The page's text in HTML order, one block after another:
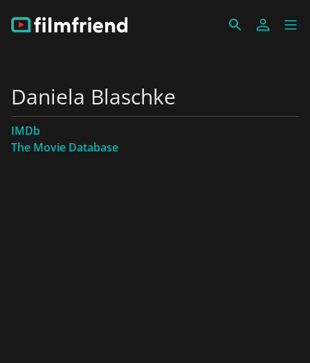
Daniela Blaschke
IMDb
The Movie Database